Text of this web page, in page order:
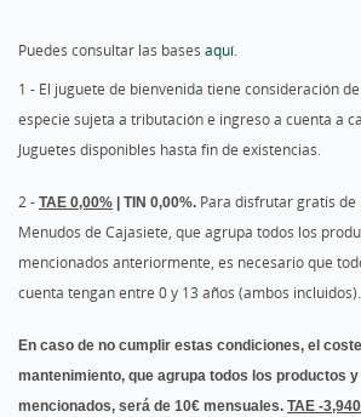
Puedes consultar las bases aquí.
1 - El juguete de bienvenida tiene consideración
especie sujeta a tributación e ingreso a cuenta a
Juguetes disponibles hasta fin de existencias.
2 -TAE 0,00% | TIN 0,00%. Para disfrutar gratis de
Menudos de Cajasiete, que agrupa todos los
mencionados anteriormente, es necesario que
cuenta tengan entre 0 y 13 años (ambos incluidos).
En caso de no cumplir estas condiciones, el
mantenimiento, que agrupa todos los productos
mencionados, será de 10€ mensuales.TAE -